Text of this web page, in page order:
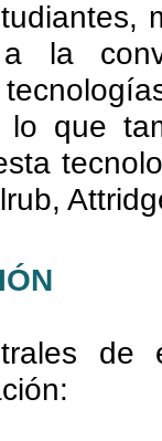
la
lo que
de